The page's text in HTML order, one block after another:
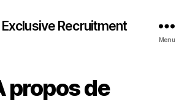
Exclusive Recruitment
Menu
propos de